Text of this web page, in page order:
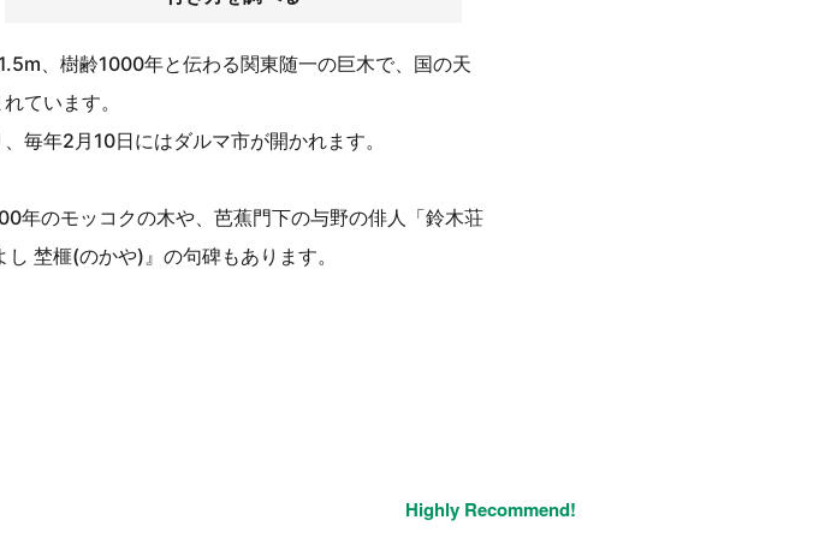
、樹齢1000年と伝わる関東随一の巨木で、国の天
ています。
毎年2月10日にはダルマ市が開かれます。
年のモッコクの木や、芭蕉門下の与野の俳人「鈴木荘
埜榧(のかや)』の句碑もあります。